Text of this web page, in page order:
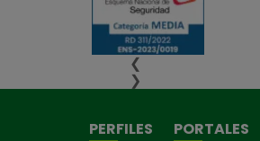
❮
❯
PERFILES
PORTALES